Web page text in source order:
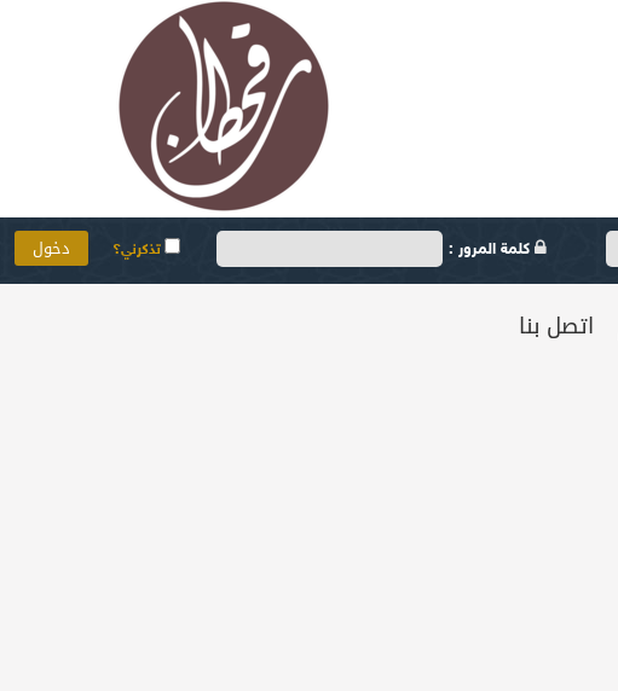
كلمة المرور : تذكرني؟
اتصل بنا